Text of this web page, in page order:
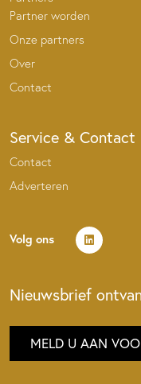
Partner worden
Onze partners
Over
Contact
Service & Contact
Contact
Adverteren
Volg ons
Nieuwsbrief
MELD U AAN